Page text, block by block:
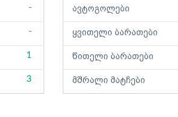
-
-
1
3
ავტოგოლები
ყვითელი ბარათები
წითელი ბარათები
მშრალი მატჩები